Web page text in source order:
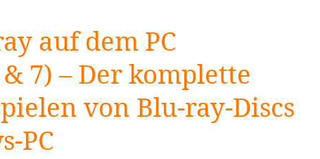
auf dem PC
7) – Der komplette
von Blu-ray-Discs
PC